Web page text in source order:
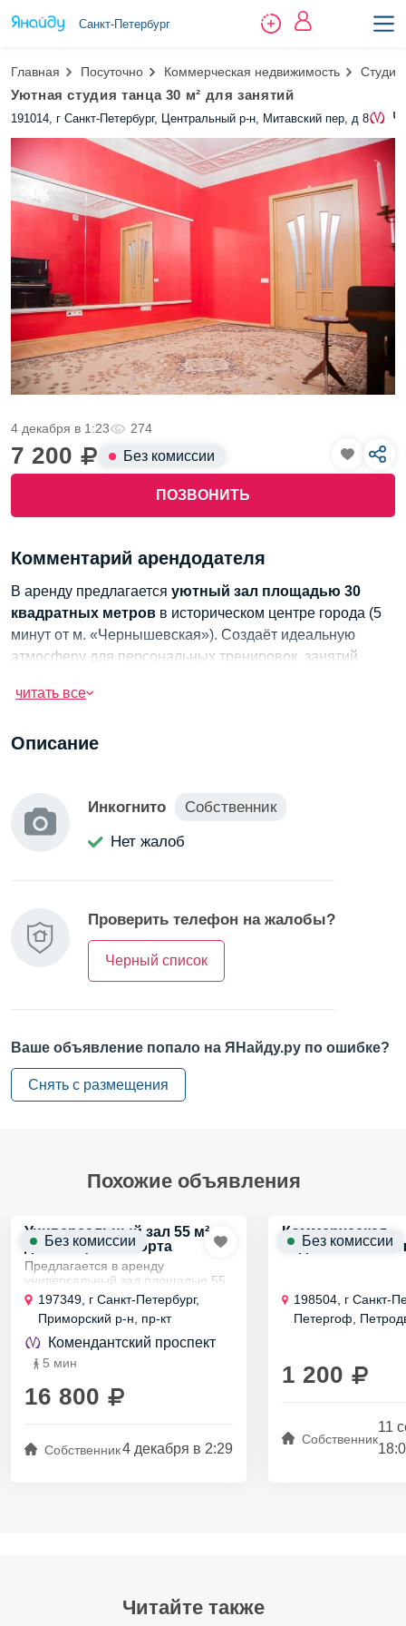
Санкт-Петербург
Главная Посуточно Коммерческая недвижимость Студия
Уютная студия танца 30 м² для занятий
191014, г Санкт-Петербург, Центральный р-н, Митавский пер, д 8
7 200 Без комиссии
ПОЗВОНИТЬ
4 декабря в 1:23 274
Описание
Комментарий арендодателя
В аренду предлагается уютный зал площадью 30
квадратных метров в историческом центре города (5
минут от м. «Чернышевская»). Создаёт идеальную
атмосферу для персональных тренировок, занятий
тренингов и небольших фотосессий.
раздевалка с зоной отдыха, отдельный вход.
оборудования.Важно: на площадке — только сменная
обувь.
Стоимость:
для бронирования и вопросов:тел. 925-39-
.
читать все
Инкогнито
Собственник
Нет жалоб
Проверить телефон на жалобы?
Черный список
Ваше объявление попало на ЯНайду.ру по ошибке?
Снять с размещения
Похожие объявления
Универсальный зал 55 м²
для танцев и спорта
Предлагается в аренду
универсальный зал площадью 55
квадратных метров. Помещение
идеально подходит для
проведения занятий танцами,
различных спортивных...
197349, г Санкт-Петербург,
Приморский р-н, пр-кт
Испытателей, д 33
Комендантский проспект
5 мин
16 800
Собственник4 декабря в 2:29
Без комиссии
Коммерческая
недвижимость
198504, г Санкт-
Петергоф,
1 200
Собственник
11
Без комиссии
Читайте также